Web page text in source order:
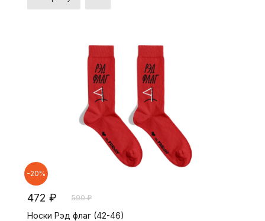
-20%
472 ₽ 590 ₽
Носки Рэд флаг (42-46)